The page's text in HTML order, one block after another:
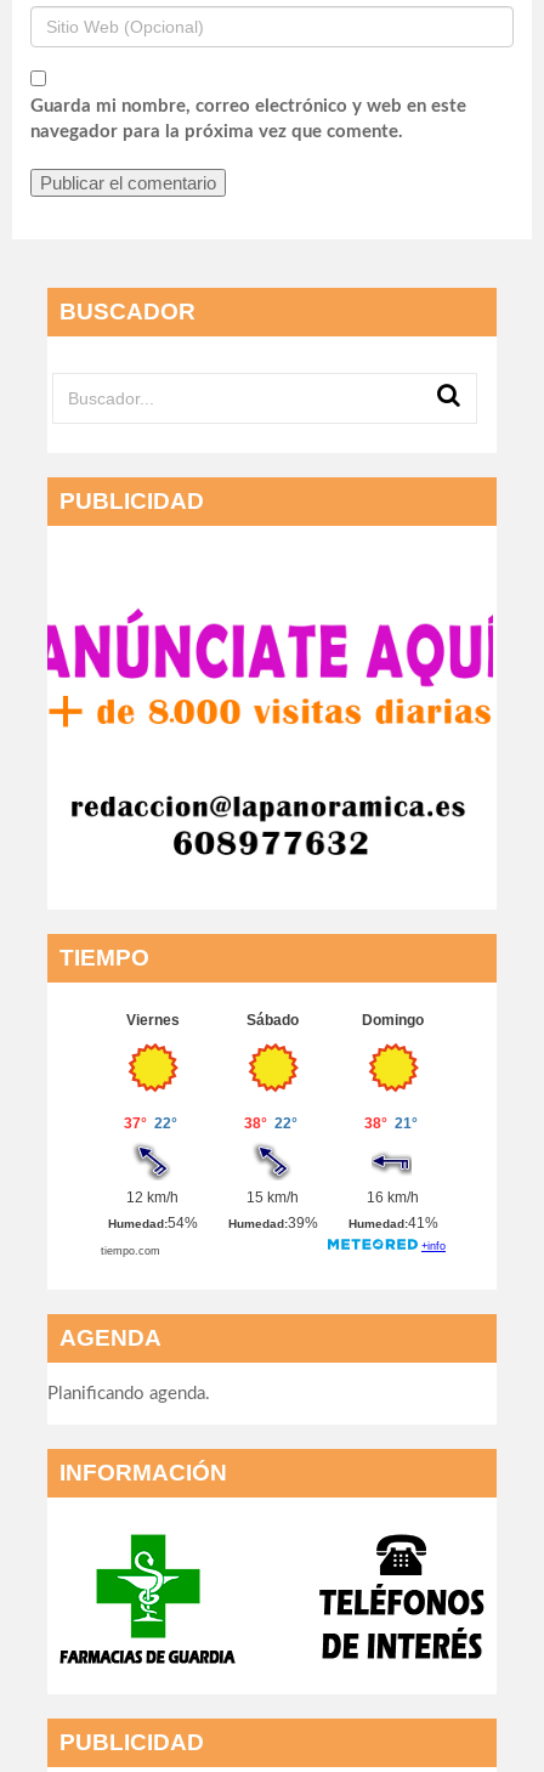
Guarda mi nombre, correo electrónico y web en este
navegador para la próxima vez que comente.
BUSCADOR
PUBLICIDAD
TIEMPO
AGENDA
Planificando agenda.
INFORMACIÓN
PUBLICIDAD